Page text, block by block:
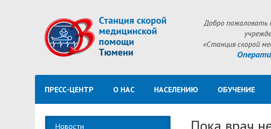
Добро пожаловать
«Станция скорой
ПРЕСС-ЦЕНТР О НАС НАСЕЛЕНИЮ ОБУЧЕНИЕ
Новости